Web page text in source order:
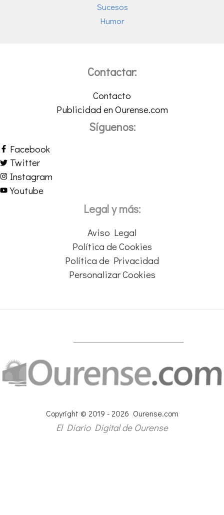
Sucesos
Humor
Contactar:
Contacto
Publicidad en Ourense.com
Síguenos:
Facebook
Twitter
Instagram
Youtube
Legal y más:
Aviso Legal
Política de Cookies
Política de Privacidad
Personalizar Cookies
Copyright © 2019 - 2026 Ourense.com
El Diario Digital de Ourense